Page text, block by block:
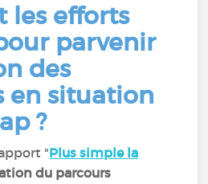
les efforts
parvenir
des
en situation
?
"Plus simple la
du parcours